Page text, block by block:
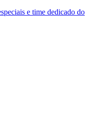
e time dedicado do